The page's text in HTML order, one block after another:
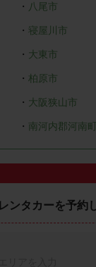
・ 八尾市
・ 寝屋川市
・ 大東市
・ 柏原市
・ 大阪狭山市
・ 南河内郡河南町
レンタカーを予約